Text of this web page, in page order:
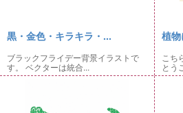
黒・金色・キラキラ・...
ブラックフライデー背景イラストで
す。 ベクターは統合...
植
こち
とう